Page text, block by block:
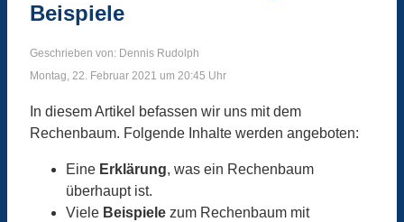
Beispiele
Geschrieben von: Dennis Rudolph
Montag, 22. Februar 2021 um 20:45 Uhr
In diesem Artikel befassen wir uns mit dem
Rechenbaum. Folgende Inhalte werden angeboten:
Eine Erklärung, was ein Rechenbaum
überhaupt ist.
Viele Beispiele zum Rechenbaum mit